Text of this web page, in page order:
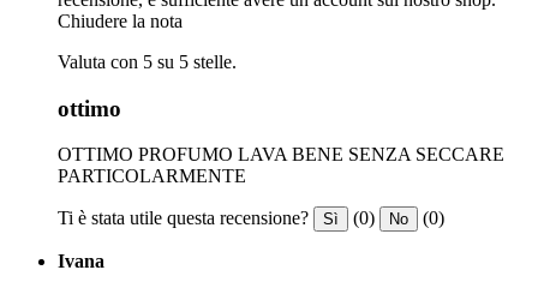
Chiudere la nota
Valuta con 5 su 5 stelle.
ottimo
OTTIMO PROFUMO LAVA BENE SENZA SECCARE
PARTICOLARMENTE
Ti è stata utile questa recensione? Sì (0) No (0)
Ivana